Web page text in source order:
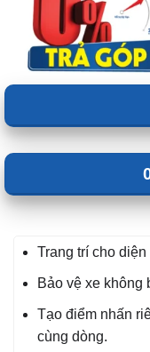
Trang trí cho
Bảo vệ xe không
Tạo điểm nhấn
cùng dòng.